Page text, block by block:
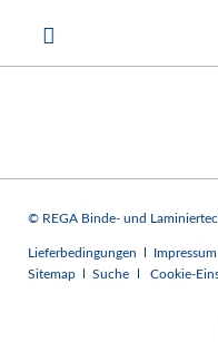
© REGA Binde- und
Navigation
überspringen
Lieferbedingungen Impressum
Sitemap
Suche Cookie-